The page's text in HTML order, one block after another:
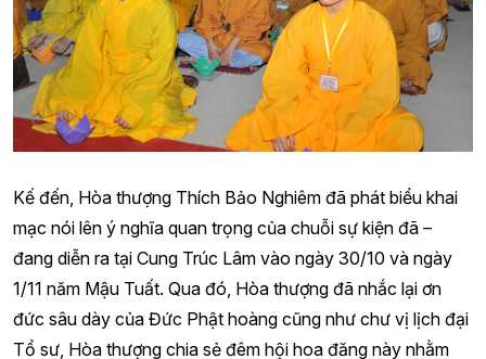
Kế đến, Hòa thượng Thích Bảo Nghiêm đã phát biểu khai
mạc nói lên ý nghĩa quan trọng của chuỗi sự kiện đã –
đang diễn ra tại Cung Trúc Lâm vào ngày 30/10 và ngày
1/11 năm Mậu Tuất. Qua đó, Hòa thượng đã nhắc lại ơn
đức sâu dày của Đức Phật hoàng cũng như chư vị lịch đại
Tổ sư, Hòa thượng chia sẻ đêm hội hoa đăng này nhằm